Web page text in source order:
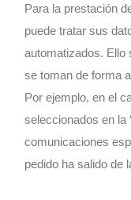
Para la prestación
puede tratar sus
automatizados. Ello
se toman de forma
Por ejemplo, en el
seleccionados en la
comunicaciones
pedido ha salido de